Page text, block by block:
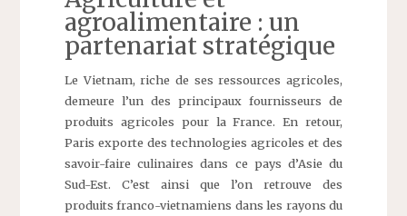
agroalimentaire : un
partenariat stratégique
Le Vietnam, riche de ses ressources agricoles,
demeure l’un des principaux fournisseurs de
produits agricoles pour la France. En retour,
Paris exporte des technologies agricoles et des
savoir-faire culinaires dans ce pays d’Asie du
Sud-Est. C’est ainsi que l’on retrouve des
produits franco-vietnamiens dans les rayons du